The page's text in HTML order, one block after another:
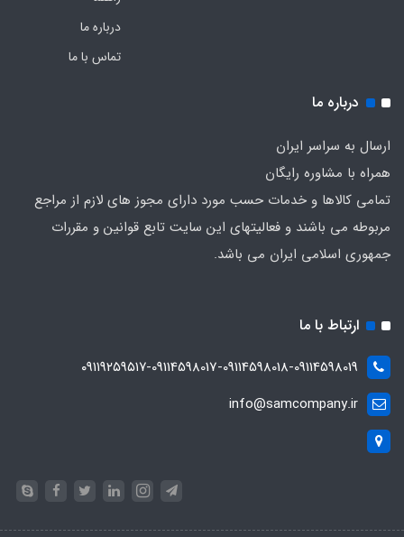
درباره ما
تماس با ما
درباره ما
ارسال به سراسر ایران
همراه با مشاوره رایگان
تمامی کالاها و خدمات حسب مورد دارای مجوز های لازم از مراجع
مربوطه می باشند و فعالیتهای این سایت تابع قوانین و مقررات
جمهوری اسلامی ایران می باشد.
ارتباط با ما
۰۹۱۱۹۲۵۹۵۱۷-09114598017-09114598018-09114598019
info@samcompany.ir